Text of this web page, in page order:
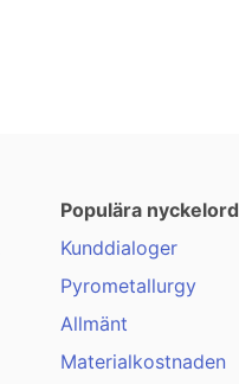
Populära nyckelord
Kunddialoger
Pyrometallurgy
Allmänt
Materialkostnaden